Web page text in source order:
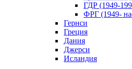
ГДР (1949-
ФРГ (1949-
Гернси
Греция
Дания
Джерси
Исландия